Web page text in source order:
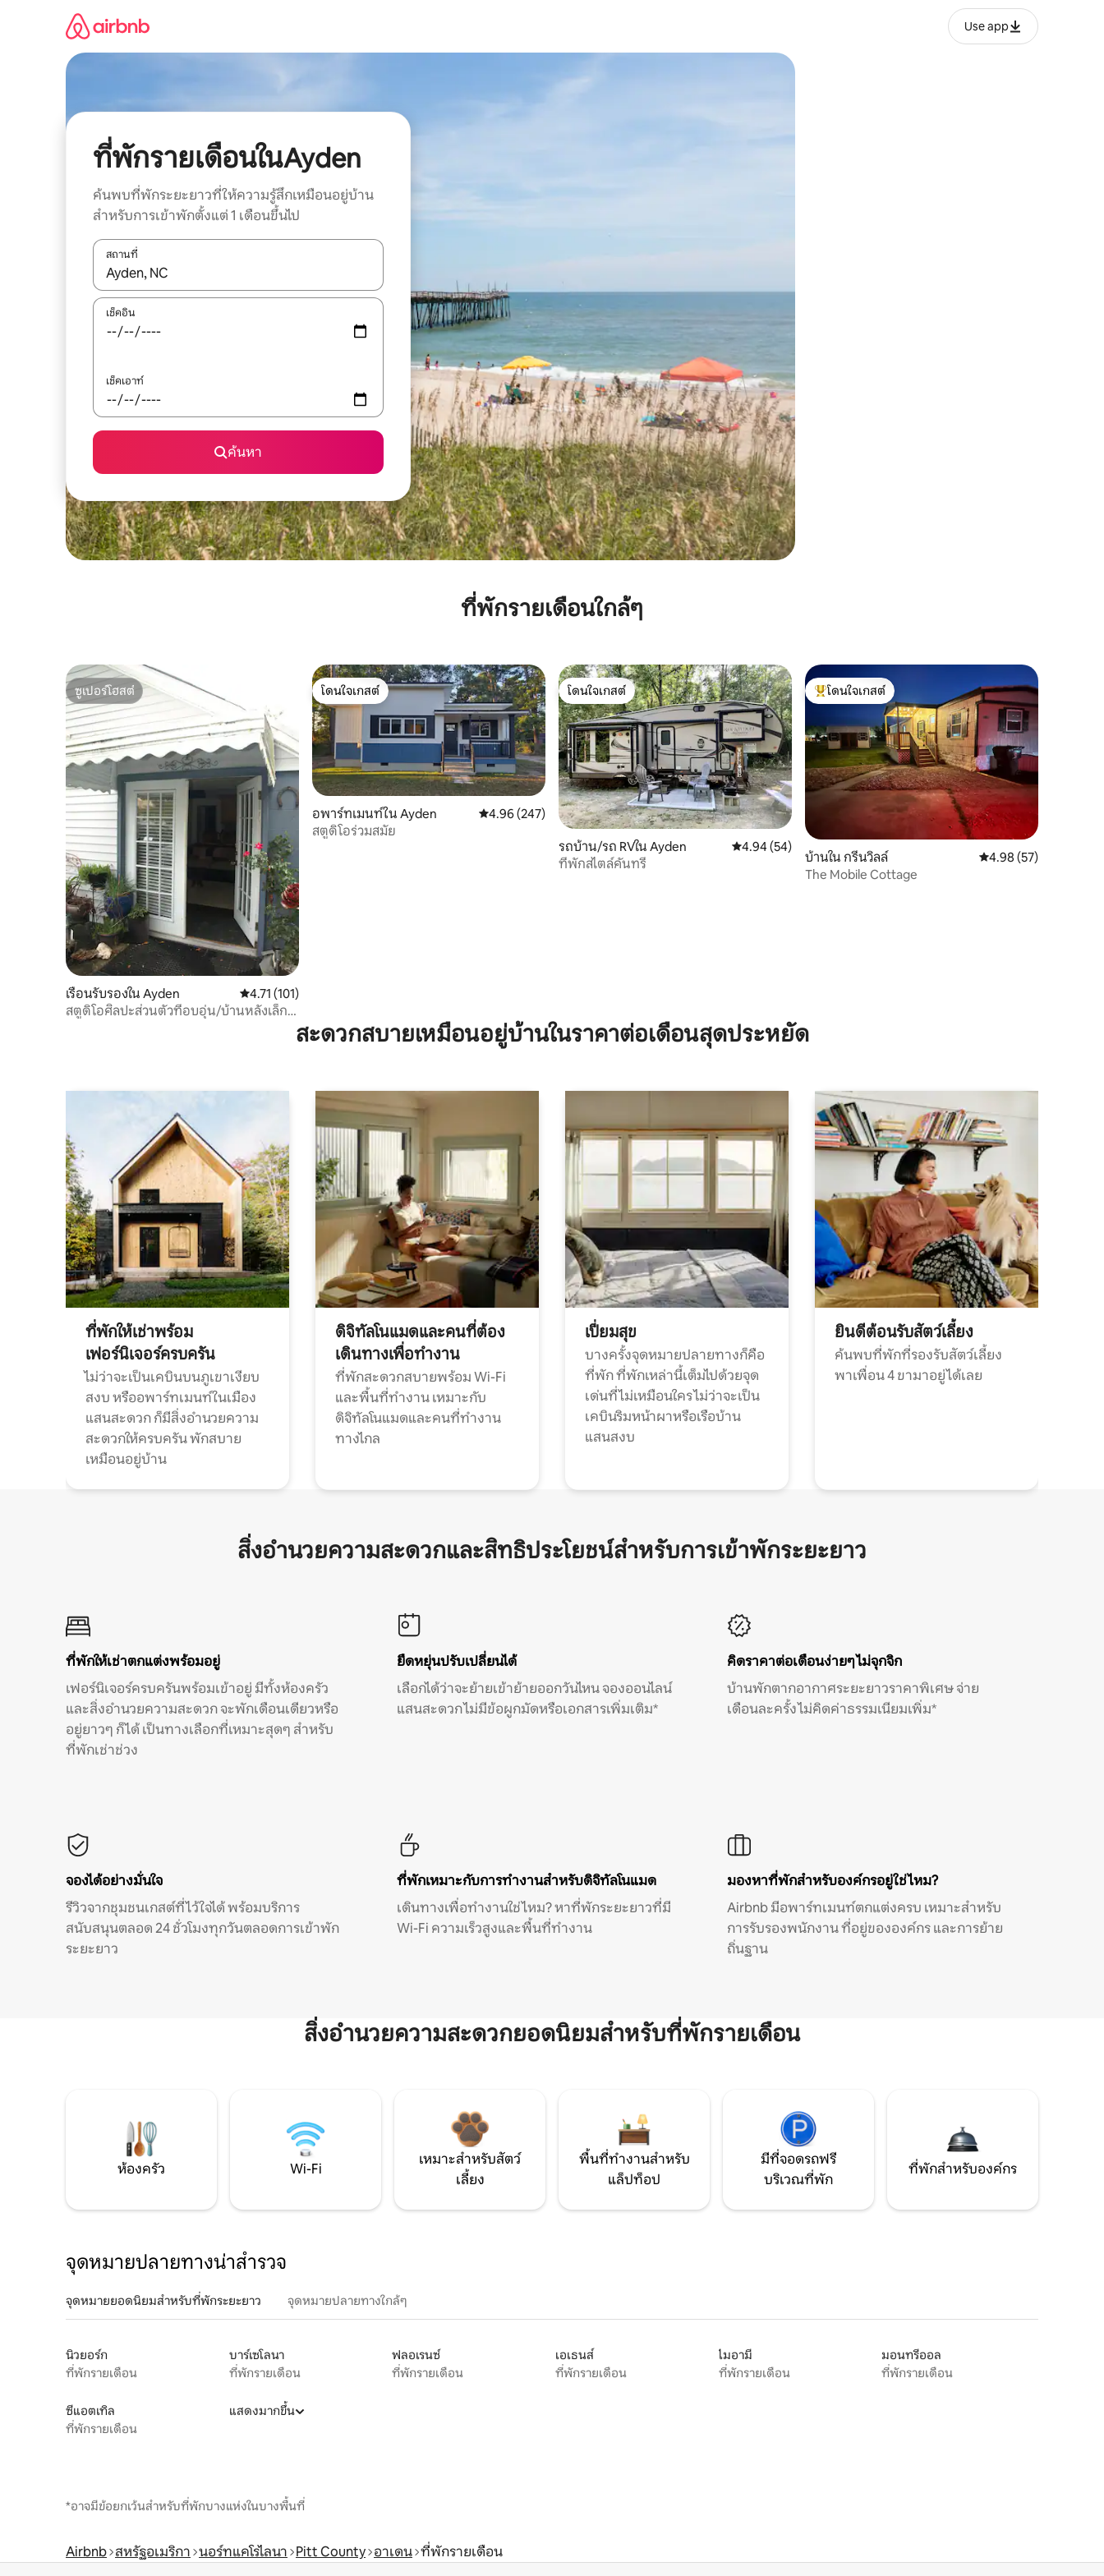
Use app
ที่พักรายเดือนในAyden
ค้นพบที่พักระยะยาวที่ให้ความรู้สึกเหมือนอยู่บ้าน
สำหรับการเข้าพักตั้งแต่ 1 เดือนขึ้นไป
สถานที่
ใช้ลูกศรขึ้นลง หรือใช้การสัมผัสหรือปัด เพื่อสำรวจผลการค้นหา
เช็คอิน
เช็คเอาท์
ค้นหา
ที่พักรายเดือนใกล้ๆ
ซูเปอร์โฮสต์
ซูเปอร์โฮสต์
เรือนรับรองใน Ayden คะแนนเฉลี่ย 4.71 จาก 5, 101 รีวิว
4.71 (101)
สตูดิโอศิลปะส่วนตัวที่อบอุ่น/บ้านหลังเล็ก
โดนใจเกสต์
โดนใจเกสต์
อพาร์ทเมนท์ใน Ayden คะแนนเฉลี่ย 4.96 จาก 5, 247 รีวิว
4.96 (247)
สตูดิโอร่วมสมัย
โดนใจเกสต์
โดนใจเกสต์
รถบ้าน/รถ RVใน Ayden คะแนนเฉลี่ย 4.94 จาก 5, 54 รีวิว
4.94 (54)
ที่พักสไตล์คันทรี
โดนใจเกสต์ที่สุด
โดนใจเกสต์
บ้านใน กรีนวิลล์ คะแนนเฉลี่ย 4.98 จาก
4.98 (57)
The Mobile Cottage
สะดวกสบายเหมือนอยู่บ้านในราคาต่อเดือนสุดประหยัด
ที่พักให้เช่าพร้อม
เฟอร์นิเจอร์ครบครัน
ไม่ว่าจะเป็นเคบินบนภูเขาเงียบ
สงบ หรืออพาร์ทเมนท์ในเมือง
แสนสะดวก ก็มีสิ่งอำนวยความ
สะดวกให้ครบครัน พักสบาย
เหมือนอยู่บ้าน
ดิจิทัลโนแมดและคนที่ต้อง
เดินทางเพื่อทำงาน
ที่พักสะดวกสบายพร้อม Wi-Fi
และพื้นที่ทำงาน เหมาะกับ
ดิจิทัลโนแมดและคนที่ทำงาน
ทางไกล
เปี่ยมสุข
บางครั้งจุดหมายปลายทางก็คือ
ที่พัก ที่พักเหล่านี้เต็มไปด้วยจุด
เด่นที่ไม่เหมือนใคร ไม่ว่าจะเป็น
เคบินริมหน้าผาหรือเรือบ้าน
แสนสงบ
ยินดีต้อนรับสัตว์เลี้ยง
ค้นพบที่พักที่รองรับสัตว์เลี้ยง
พาเพื่อน 4 ขามาอยู่ได้เลย
สิ่งอำนวยความสะดวกและสิทธิประโยชน์สำหรับการเข้าพักระยะยาว
ที่พักให้เช่าตกแต่งพร้อมอยู่
เฟอร์นิเจอร์ครบครันพร้อมเข้าอยู่ มีทั้งห้องครัว
และสิ่งอำนวยความสะดวก จะพักเดือนเดียวหรือ
อยู่ยาวๆ ก็ได้ เป็นทางเลือกที่เหมาะสุดๆ สำหรับ
ที่พักเช่าช่วง
ยืดหยุ่นปรับเปลี่ยนได้
เลือกได้ว่าจะย้ายเข้าย้ายออกวันไหน จองออนไลน์
แสนสะดวก ไม่มีข้อผูกมัดหรือเอกสารเพิ่มเติม*
คิดราคาต่อเดือนง่ายๆ ไม่จุกจิก
บ้านพักตากอากาศระยะยาวราคาพิเศษ จ่าย
เดือนละครั้ง ไม่คิดค่าธรรมเนียมเพิ่ม*
จองได้อย่างมั่นใจ
รีวิวจากชุมชนเกสต์ที่ไว้ใจได้ พร้อมบริการ
สนับสนุนตลอด 24 ชั่วโมงทุกวันตลอดการเข้าพัก
ระยะยาว
ที่พักเหมาะกับการทำงานสำหรับดิจิทัลโนแมด
เดินทางเพื่อทำงานใช่ไหม? หาที่พักระยะยาวที่มี
Wi-Fi ความเร็วสูงและพื้นที่ทำงาน
มองหาที่พักสำหรับองค์กรอยู่ใช่ไหม?
Airbnb มีอพาร์ทเมนท์ตกแต่งครบ เหมาะสำหรับ
การรับรองพนักงาน ที่อยู่ขององค์กร และการย้าย
ถิ่นฐาน
สิ่งอำนวยความสะดวกยอดนิยมสำหรับที่พักรายเดือน
ห้องครัว Wi-Fi
เหมาะสำหรับสัตว์
เลี้ยง
พื้นที่ทำงานสำหรับ
แล็ปท็อป
มีที่จอดรถฟรี
บริเวณที่พัก
ที่พักสำหรับองค์กร
จุดหมายปลายทางน่าสำรวจ
จุดหมายยอดนิยมสำหรับที่พักระยะยาว จุดหมายปลายทางใกล้ๆ
นิวยอร์ก
ที่พักรายเดือน
บาร์เซโลนา
ที่พักรายเดือน
ฟลอเรนซ์
ที่พักรายเดือน
เอเธนส์
ที่พักรายเดือน
ไมอามี
ที่พักรายเดือน
มอนทรีออล
ที่พักรายเดือน
ซีแอตเทิล
ที่พักรายเดือน
แสดงมากขึ้น
*อาจมีข้อยกเว้นสำหรับที่พักบางแห่งในบางพื้นที่
Airbnb สหรัฐอเมริกา นอร์ทแคโรไลนา Pitt County อาเดน ที่พักรายเดือน